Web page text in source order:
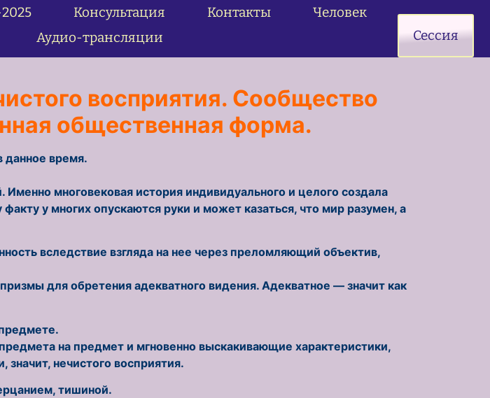
Консультация Контакты
Человек
Аудио-трансляции Сессия
Обретение чистого
восприятия. Сообщество
общественная форма.
данное время.
многовековая история индивидуального и целого создала
у многих опускаются руки и может казаться, что мир разумен, а
вследствие взгляда на нее через преломляющий объектив,
для обретения адекватного видения. Адекватное — значит как
на предмет и мгновенно выскакивающие характеристики,
нечистого восприятия.
тишиной.